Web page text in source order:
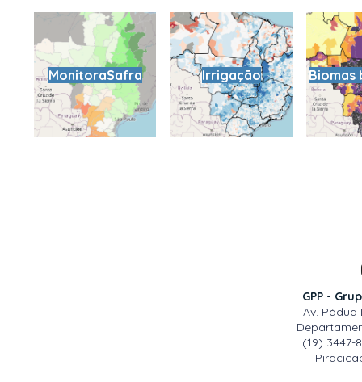
MonitoraSafra Irrigação Biomas
GPP -
Av. Pádua
(19) 3447-